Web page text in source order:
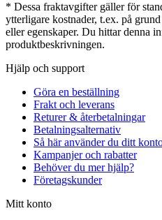
* Dessa fraktavgifter gäller för
ytterligare kostnader, t.ex. på
eller egenskaper. Du hittar denna
produktbeskrivningen.
Hjälp och support
Göra en beställning
Frakt och leverans
Returer & återbetalningar
Betalningsalternativ
Så här använder du ditt
Kampanjer och rabatter
Behöver du mer hjälp?
Företagskunder
Mitt konto